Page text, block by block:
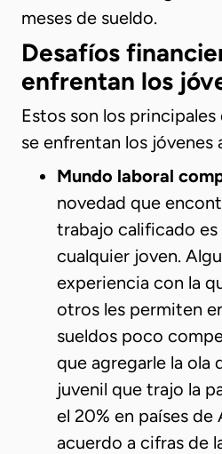
meses de sueldo.
Desafíos
enfrentan los
Estos son los
se enfrentan los jóvenes
Mundo laboral
novedad que
trabajo calificado
cualquier joven.
experiencia con la
otros les permiten
sueldos poco
que agregarle la ola
juvenil que trajo la
el 20% en países de
acuerdo a cifras de